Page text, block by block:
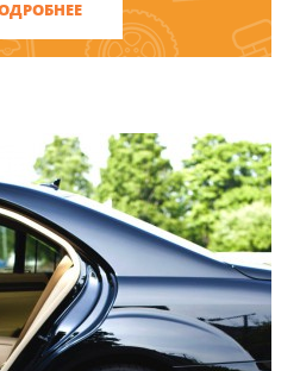
отличное
один или несколько
напрокат.
КОНСУЛЬТАЦИЮ